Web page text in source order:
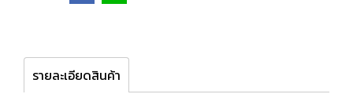
รายละเอียดสินค้า